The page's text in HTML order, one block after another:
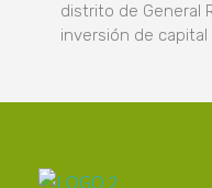
distrito de General
inversión de